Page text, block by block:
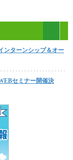
ンターンシップ＆オー
セミナー開催決